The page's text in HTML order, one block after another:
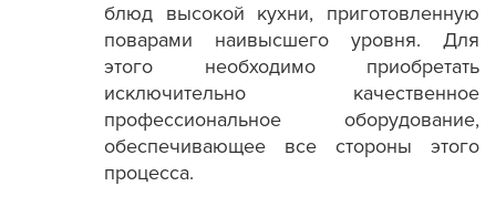
блюд высокой кухни, приготовленную
поварами наивысшего уровня. Для
этого необходимо приобретать
исключительно качественное
профессиональное оборудование,
обеспечивающее все стороны этого
процесса.